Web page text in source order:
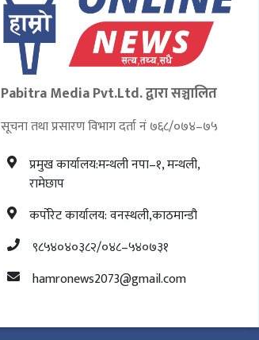
Pabitra Media Pvt.Ltd. द्वारा सञ्चालित
सूचना तथा प्रसारण विभाग दर्ता नं ७६८/०७४–७५
प्रमुख कार्यालय:मन्थली नपा–१, मन्थली,
रामेछाप
कर्पोरेट कार्यालय: वनस्थली,काठमान्डौ
९८५४०४०३८२/०४८–५४०७३१
hamronews2073@gmail.com